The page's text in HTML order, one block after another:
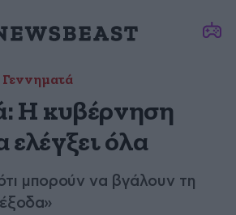
Η κυβέρνηση
ελέγξει όλα
μπορούν να βγάλουν τη